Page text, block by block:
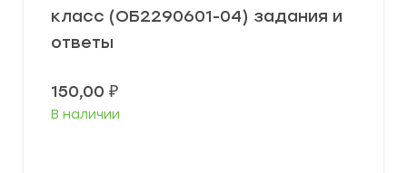
класс (ОБ2290601-04) задания и
ответы
150,00 ₽
В наличии